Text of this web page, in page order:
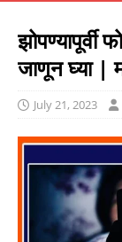
जाणून घ्या |
July 21, 2023